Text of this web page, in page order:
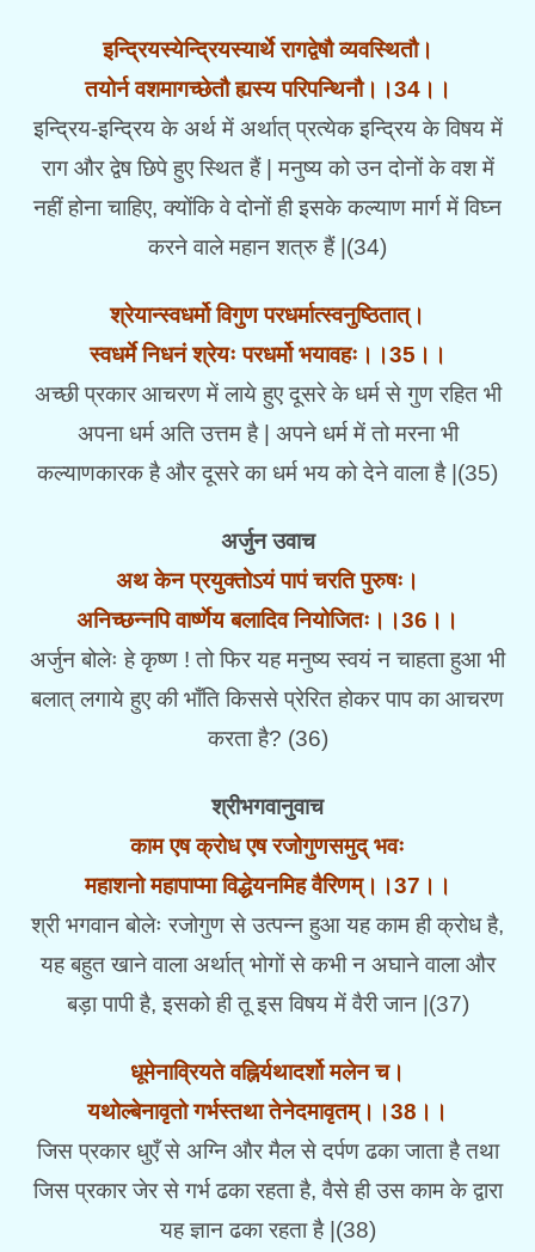
इन्द्रियस्येन्द्रियस्यार्थे रागद्वेषौ व्यवस्थितौ।
तयोर्न वशमागच्छेतौ ह्यस्य परिपन्थिनौ।।34।।
इन्द्रिय-इन्द्रिय के अर्थ में अर्थात् प्रत्येक इन्द्रिय के विषय में
राग और द्वेष छिपे हुए स्थित हैं | मनुष्य को उन दोनों के वश में
नहीं होना चाहिए, क्योंकि वे दोनों ही इसके कल्याण मार्ग में विघ्न
करने वाले महान शत्रु हैं |(34)
श्रेयान्स्वधर्मो विगुण परधर्मात्स्वनुष्ठितात्।
स्वधर्मे निधनं श्रेयः परधर्मो भयावहः।।35।।
अच्छी प्रकार आचरण में लाये हुए दूसरे के धर्म से गुण रहित भी
अपना धर्म अति उत्तम है | अपने धर्म में तो मरना भी
कल्याणकारक है और दूसरे का धर्म भय को देने वाला है |(35)
अर्जुन उवाच
अथ केन प्रयुक्तोऽयं पापं चरति पुरुषः।
अनिच्छन्नपि वार्ष्णेय बलादिव नियोजितः।।36।।
अर्जुन बोलेः हे कृष्ण ! तो फिर यह मनुष्य स्वयं न चाहता हुआ भी
बलात् लगाये हुए की भाँति किससे प्रेरित होकर पाप का आचरण
करता है? (36)
श्रीभगवानुवाच
काम एष क्रोध एष रजोगुणसमुद् भवः
महाशनो महापाप्मा विद्धेयनमिह वैरिणम्।।37।।
श्री भगवान बोलेः रजोगुण से उत्पन्न हुआ यह काम ही क्रोध है,
यह बहुत खाने वाला अर्थात् भोगों से कभी न अघाने वाला और
बड़ा पापी है, इसको ही तू इस विषय में वैरी जान |(37)
धूमेनाव्रियते वह्निर्यथादर्शो मलेन च।
यथोल्बेनावृतो गर्भस्तथा तेनेदमावृतम्।।38।।
जिस प्रकार धुएँ से अग्नि और मैल से दर्पण ढका जाता है तथा
जिस प्रकार जेर से गर्भ ढका रहता है, वैसे ही उस काम के द्वारा
यह ज्ञान ढका रहता है |(38)